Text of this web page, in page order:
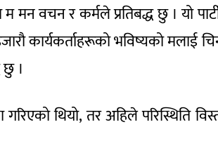
मन वचन र कर्मले प्रतिबद्ध छु । यो
कार्यकर्ताहरूको भविष्यको मलाई
।
थियो, तर अहिले परिस्थिति